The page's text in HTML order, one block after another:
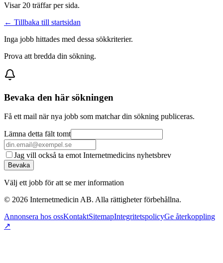
Visar 20 träffar per sida.
← Tillbaka till startsidan
Inga jobb hittades med dessa sökkriterier.
Prova att bredda din sökning.
Bevaka den här sökningen
Få ett mail när nya jobb som matchar din sökning publiceras.
Lämna detta fält tomt
Jag vill också ta emot Internetmedicins nyhetsbrev
Bevaka
Välj ett jobb för att se mer information
© 2026 Internetmedicin AB. Alla rättigheter förbehållna.
Annonsera hos ossKontaktSitemapIntegritetspolicyGe återkoppling
↗